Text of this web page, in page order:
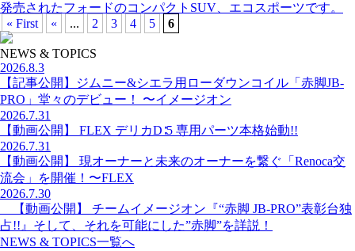
発売されたフォードのコンパクトSUV、エコスポーツです。
« First
« ... 2 3 4 5 6
NEWS & TOPICS
2026.8.3
【記事公開】ジムニー&シエラ用ローダウンコイル「赤脚JB-
PRO」堂々のデビュー！ 〜イメージオン
2026.7.31
【動画公開】 FLEX デリカD∶5 専用パーツ本格始動!!
2026.7.31
【動画公開】 現オーナーと未来のオーナーを繋ぐ「Renoca交
流会」を開催！〜FLEX
2026.7.30
【動画公開】 チームイメージオン『“赤脚 JB-PRO”表彰台独
占!!』そして、それを可能にした”赤脚”を詳説！
NEWS & TOPICS一覧へ